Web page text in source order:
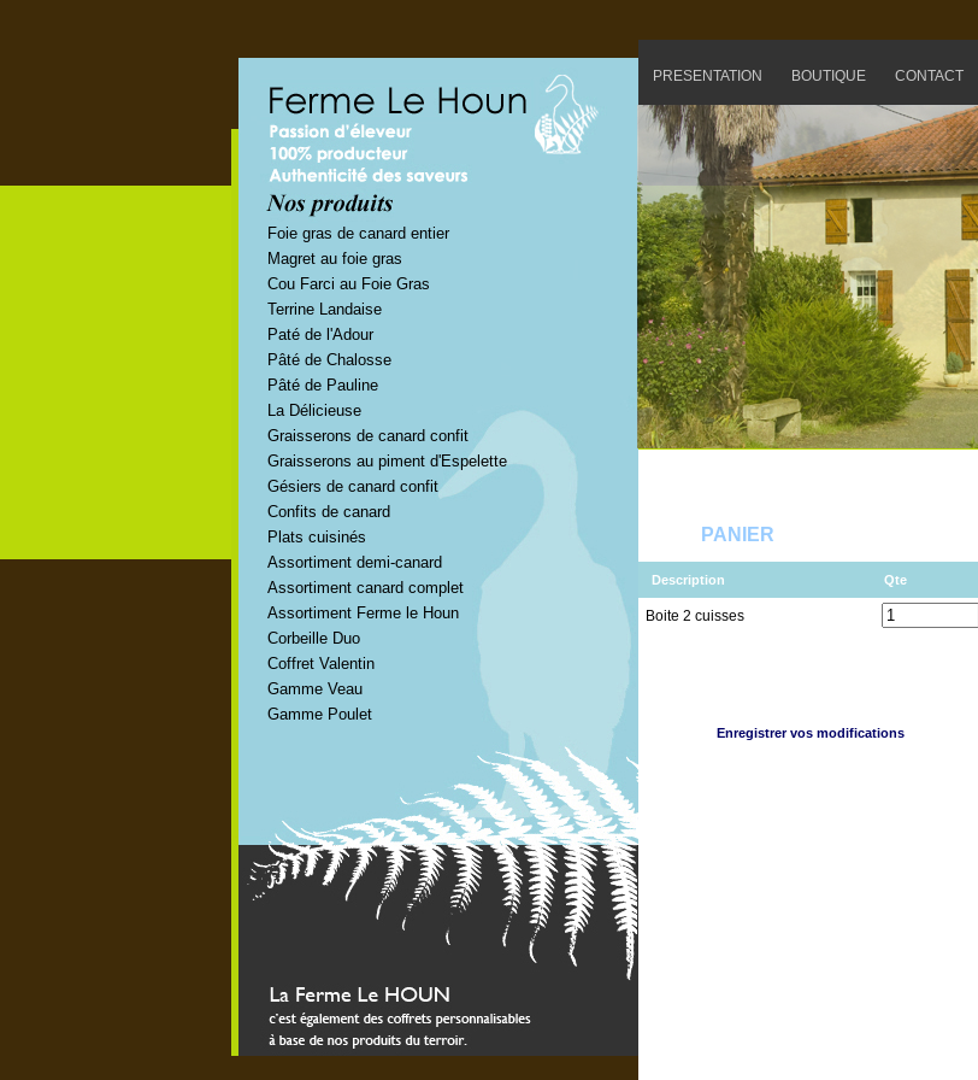
PRESENTATION BOUTIQUE CONTACT
Foie gras de canard entier
Magret au foie gras
Cou Farci au Foie Gras
Terrine Landaise
Paté de l'Adour
Pâté de Chalosse
Pâté de Pauline
La Délicieuse
Graisserons de canard confit
Graisserons au piment d'Espelette
Gésiers de canard confit
Confits de canard
Plats cuisinés
Assortiment demi-canard
Assortiment canard complet
Assortiment Ferme le Houn
Corbeille Duo
Coffret Valentin
Gamme Veau
Gamme Poulet
PANIER
Description Qte
Boite 2 cuisses
Enregistrer vos modifications